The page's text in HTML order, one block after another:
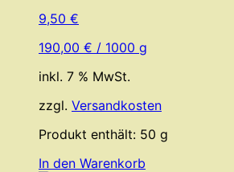
9,50 €
190,00 € / 1000 g
inkl. 7 % MwSt.
zzgl. Versandkosten
Produkt enthält: 50 g
In den Warenkorb